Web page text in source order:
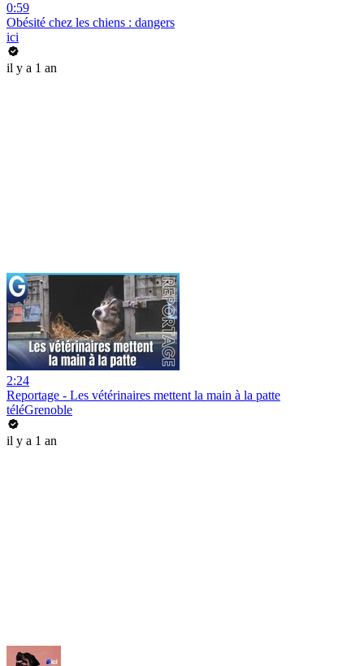
0:59
Obésité chez les chiens : dangers
ici
il y a 1 an
2:24
Reportage - Les vétérinaires mettent la main à la patte
téléGrenoble
il y a 1 an